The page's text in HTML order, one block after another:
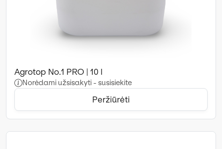
Agrotop No.1 PRO | 10 l
Norėdami užsisakyti - susisiekite
Peržiūrėti